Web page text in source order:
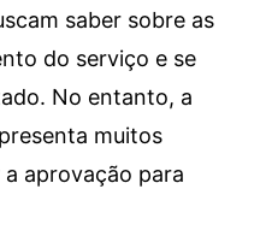
saber sobre as
do serviço e se
No entanto, a
muitos
aprovação para